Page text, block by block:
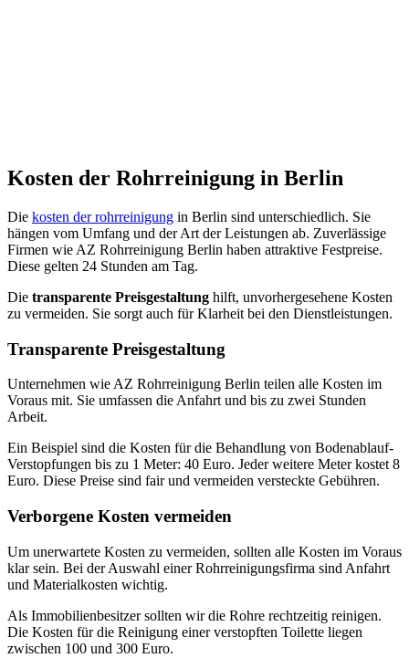
Kosten der Rohrreinigung in Berlin
Die kosten der rohrreinigung in Berlin sind unterschiedlich. Sie
hängen vom Umfang und der Art der Leistungen ab. Zuverlässige
Firmen wie AZ Rohrreinigung Berlin haben attraktive Festpreise.
Diese gelten 24 Stunden am Tag.
Die transparente Preisgestaltung hilft, unvorhergesehene Kosten
zu vermeiden. Sie sorgt auch für Klarheit bei den Dienstleistungen.
Transparente Preisgestaltung
Unternehmen wie AZ Rohrreinigung Berlin teilen alle Kosten im
Voraus mit. Sie umfassen die Anfahrt und bis zu zwei Stunden
Arbeit.
Ein Beispiel sind die Kosten für die Behandlung von Bodenablauf-
Verstopfungen bis zu 1 Meter: 40 Euro. Jeder weitere Meter kostet 8
Euro. Diese Preise sind fair und vermeiden versteckte Gebühren.
Verborgene Kosten vermeiden
Um unerwartete Kosten zu vermeiden, sollten alle Kosten im Voraus
klar sein. Bei der Auswahl einer Rohrreinigungsfirma sind Anfahrt
und Materialkosten wichtig.
Als Immobilienbesitzer sollten wir die Rohre rechtzeitig reinigen.
Die Kosten für die Reinigung einer verstopften Toilette liegen
zwischen 100 und 300 Euro.